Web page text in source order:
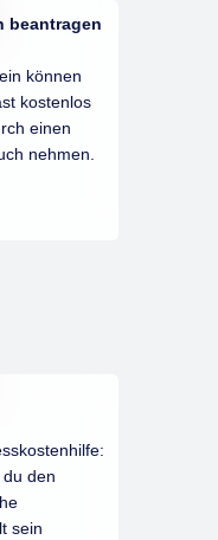
beantragen
können
kostenlos
einen
nehmen.
den
sein